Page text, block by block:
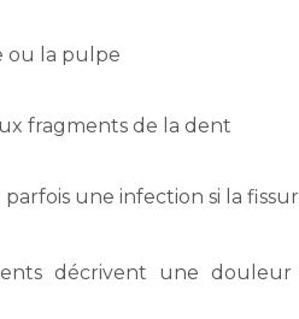
ou la pulpe
fragments de la dent
une infection si la
décrivent une douleur